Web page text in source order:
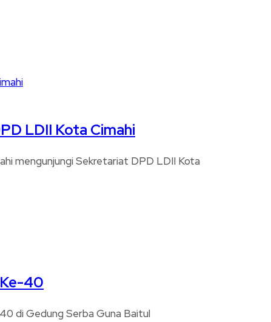
LDII Kota Cimahi
mengunjungi Sekretariat DPD LDII Kota
40
di Gedung Serba Guna Baitul